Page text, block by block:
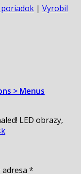
poriadok | Vyrobil
> Menus
LED obrazy,
*